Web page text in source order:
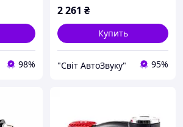
98%
2 261 ₴
Купить
"Світ АвтоЗвуку" 95%